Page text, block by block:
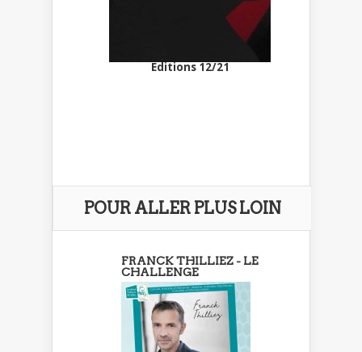
Editions 12/21
POUR ALLER PLUS LOIN
FRANCK THILLIEZ - LE
CHALLENGE